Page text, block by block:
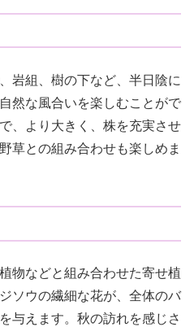
岩組、樹の下など、半日陰に
然な風合いを楽しむことがで
、より大きく、株を充実させ
草との組み合わせも楽しめま
物などと組み合わせた寄せ植
ソウの繊細な花が、全体のバ
与えます。秋の訪れを感じさ